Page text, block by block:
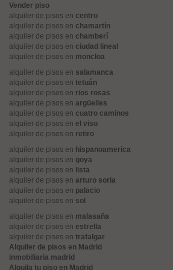
Vender piso
alquiler de pisos en centro
alquiler de pisos en chamartín
alquiler de pisos en chamberí
alquiler de pisos en ciudad lineal
alquiler de pisos en moncloa
alquiler de pisos en salamanca
alquiler de pisos en tetuán
alquiler de pisos en rios rosas
alquiler de pisos en argüelles
alquiler de pisos en cuatro caminos
alquiler de pisos en el viso
alquiler de pisos en retiro
alquiler de pisos en hispanoamerica
alquiler de pisos en goya
alquiler de pisos en lista
alquiler de pisos en arturo soria
alquiler de pisos en palacio
alquiler de pisos en sol
alquiler de pisos en malasaña
alquiler de pisos en estrella
alquiler de pisos en trafalgar
Alquiler de pisos en Madrid
inmobiliaria madrid
Alquila tu piso en Madrid